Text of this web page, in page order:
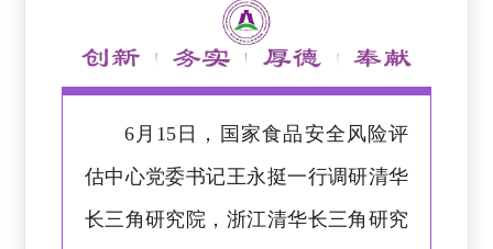
6月15日，国家食品安全风险评
估中心党委书记王永挺一行调研清华
长三角研究院，浙江清华长三角研究